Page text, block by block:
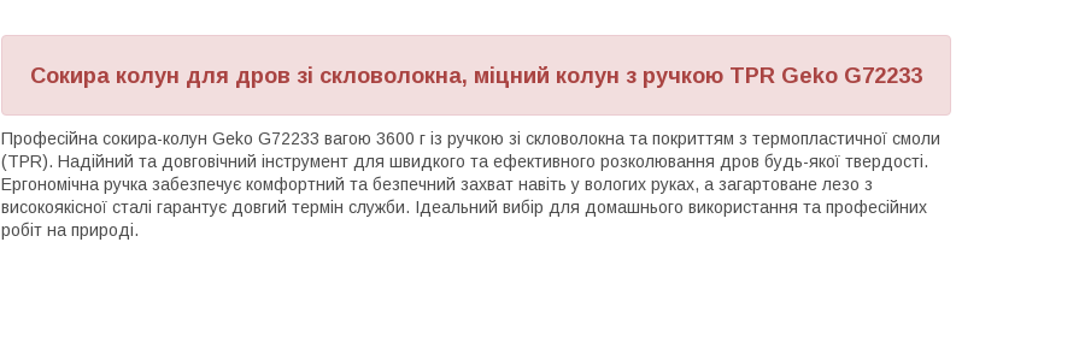
Сокира колун для дров зі скловолокна, міцний колун з ручкою TPR Geko G72233
Професійна сокира-колун Geko G72233 вагою 3600 г із ручкою зі скловолокна та покриттям з термопластичної смоли
(TPR). Надійний та довговічний інструмент для швидкого та ефективного розколювання дров будь-якої твердості.
Ергономічна ручка забезпечує комфортний та безпечний захват навіть у вологих руках, а загартоване лезо з
високоякісної сталі гарантує довгий термін служби. Ідеальний вибір для домашнього використання та професійних
робіт на природі.